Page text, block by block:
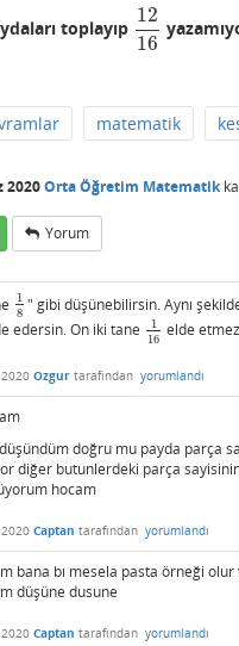
toplayıp
12
16
1216
matematik
2020Orta Öğretim Matematik
Yorum
1
8
18" gibi düşünebilirsin. Aynı
edersin. On iki tane
1
16
116elde
Ozgur tarafından yorumlandı
doğru mu payda parça
diğer butunlerdeki parça
hocam
Captan tarafından yorumlandı
bana bı mesela pasta örneği
düşüne dusune
Captan tarafından yorumlandı